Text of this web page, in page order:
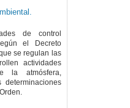
de control
el Decreto
se regulan las
actividades
la atmósfera,